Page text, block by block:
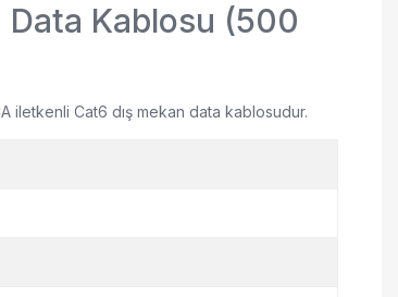
Data Kablosu (500
iletkenli Cat6 dış mekan data kablosudur.